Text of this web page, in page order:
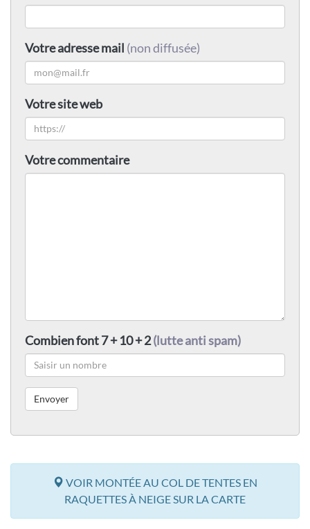
Votre adresse mail (non diffusée)
Votre site web
Votre commentaire
Combien font 7 + 10 + 2(lutte anti spam)
VOIR MONTÉE AU COL DE TENTES EN
RAQUETTES À NEIGE SUR LA CARTE